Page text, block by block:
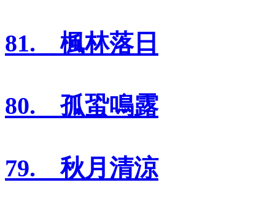
81. 楓林落日
80. 孤蛩鳴露
79. 秋月清涼